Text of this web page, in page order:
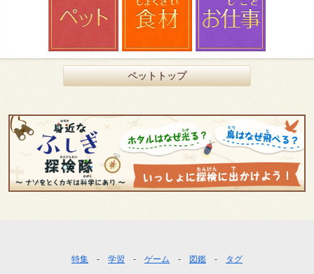
ペットトップ
特集 学習 ゲーム 図鑑 タグ